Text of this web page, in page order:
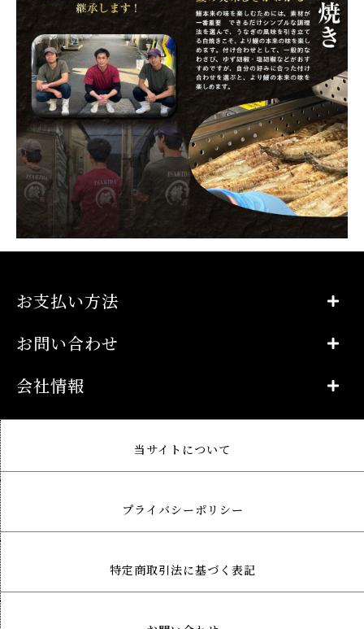
お支払い方法
お問い合わせ
会社情報
当サイトについて
プライバシーポリシー
特定商取引法に基づく表記